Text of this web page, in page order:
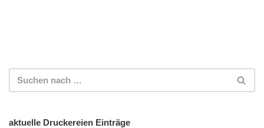
aktuelle Druckereien Einträge